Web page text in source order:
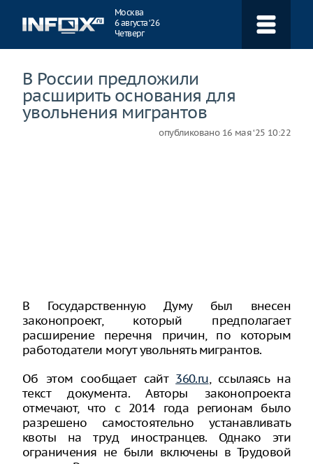
Москва
6 августа ‘26
Четверг
В России предложили
расширить основания для
увольнения мигрантов
опубликовано 16 мая ‘25 10:22
В Государственную Думу был внесен
законопроект, который предполагает
расширение перечня причин, по которым
работодатели могут увольнять мигрантов.
Об этом сообщает сайт 360.ru, ссылаясь на
текст документа. Авторы законопроекта
отмечают, что с 2014 года регионам было
разрешено самостоятельно устанавливать
квоты на труд иностранцев. Однако эти
ограничения не были включены в Трудовой